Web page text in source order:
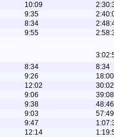
10:09
9:35
8:34
9:55
8:34
8:34
9:26
18:00
12:02
30:02
9:06
39:08
9:38
48:46
9:03
57:49
9:47
12:14